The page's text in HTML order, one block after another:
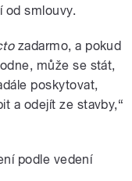
od smlouvy.
zadarmo, a pokud
může se stát,
poskytovat,
a odejít ze stavby,“
podle vedení